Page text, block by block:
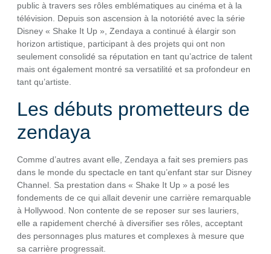
public à travers ses rôles emblématiques au cinéma et à la
télévision. Depuis son ascension à la notoriété avec la série
Disney « Shake It Up », Zendaya a continué à élargir son
horizon artistique, participant à des projets qui ont non
seulement consolidé sa réputation en tant qu’actrice de talent
mais ont également montré sa versatilité et sa profondeur en
tant qu’artiste.
Les débuts prometteurs de
zendaya
Comme d’autres avant elle, Zendaya a fait ses premiers pas
dans le monde du spectacle en tant qu’enfant star sur Disney
Channel. Sa prestation dans « Shake It Up » a posé les
fondements de ce qui allait devenir une carrière remarquable
à Hollywood. Non contente de se reposer sur ses lauriers,
elle a rapidement cherché à diversifier ses rôles, acceptant
des personnages plus matures et complexes à mesure que
sa carrière progressait.